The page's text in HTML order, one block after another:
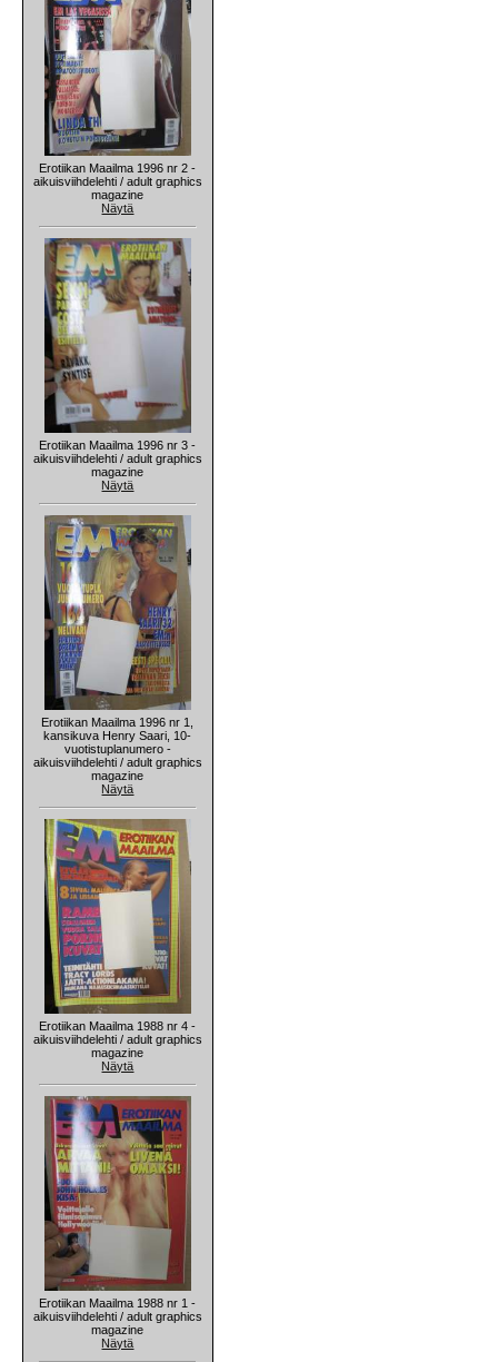
Erotiikan Maailma 1996 nr 2 -
aikuisviihdelehti / adult graphics
magazine
Näytä
Erotiikan Maailma 1996 nr 3 -
aikuisviihdelehti / adult graphics
magazine
Näytä
Erotiikan Maailma 1996 nr 1,
kansikuva Henry Saari, 10-
vuotistuplanumero -
aikuisviihdelehti / adult graphics
magazine
Näytä
Erotiikan Maailma 1988 nr 4 -
aikuisviihdelehti / adult graphics
magazine
Näytä
Erotiikan Maailma 1988 nr 1 -
aikuisviihdelehti / adult graphics
magazine
Näytä